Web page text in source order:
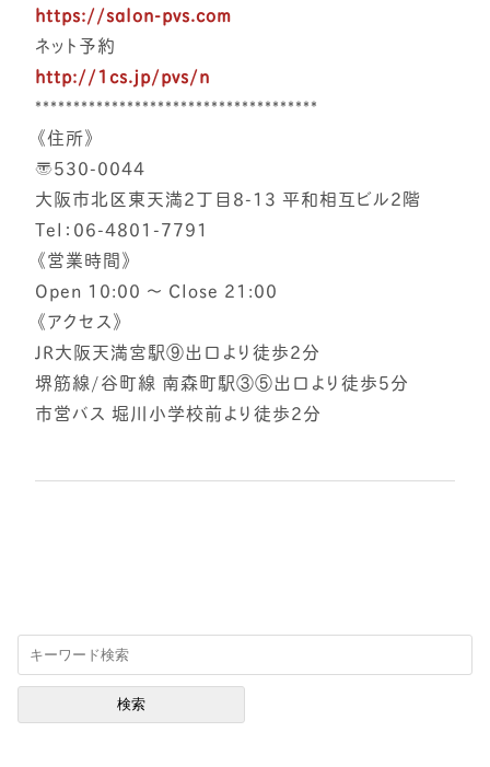
https://salon-pvs.com
ネット予約
http://1cs.jp/pvs/n
*************************************
《住所》
〒530-0044
大阪市北区東天満2丁目8-13 平和相互ビル2階
Tel：06-4801-7791
《営業時間》
Open 10:00 ～ Close 21:00
《アクセス》
JR大阪天満宮駅⑨出口より徒歩2分
堺筋線/谷町線 南森町駅③⑤出口より徒歩5分
市営バス 堀川小学校前より徒歩2分